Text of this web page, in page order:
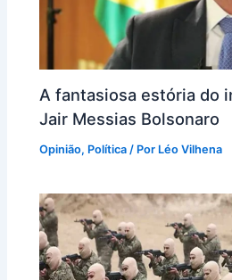
A fantasiosa estória do
Jair Messias Bolsonaro
Opinião, Política / Por Léo Vilhena